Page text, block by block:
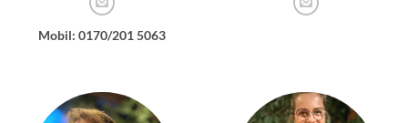
Mobil: 0170/201 5063